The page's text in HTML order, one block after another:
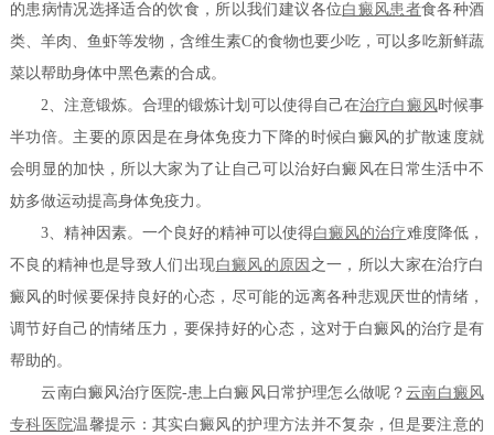
的患病情况选择适合的饮食，所以我们建议各位白癜风患者食各种酒
类、羊肉、鱼虾等发物，含维生素C的食物也要少吃，可以多吃新鲜蔬
菜以帮助身体中黑色素的合成。
2、注意锻炼。合理的锻炼计划可以使得自己在治疗白癜风时候事
半功倍。主要的原因是在身体免疫力下降的时候白癜风的扩散速度就
会明显的加快，所以大家为了让自己可以治好白癜风在日常生活中不
妨多做运动提高身体免疫力。
3、精神因素。一个良好的精神可以使得白癜风的治疗难度降低，
不良的精神也是导致人们出现白癜风的原因 之一，所以大家在治疗白
癜风的时候要保持良好的心态，尽可能的远离各种悲观厌世的情绪，
调节好自己的情绪压力，要保持好的心态，这对于白癜风的治疗是有
帮助的。
云南白癜风治疗医院-患上白癜风日常护理怎么做呢？云南白癜风
专科医院温馨提示：其实白癜风的护理方法并不复杂，但是要注意的